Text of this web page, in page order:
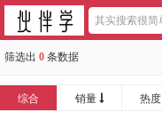
筛选出 0 条数据
综合 销量 热度